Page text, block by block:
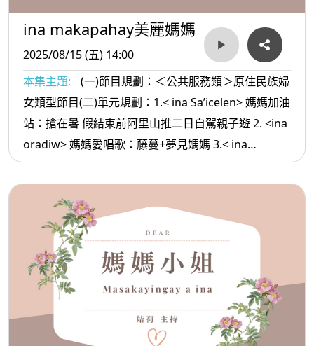
ina makapahay美麗媽媽
2025/08/15 (五) 14:00
本集主題:
(一)節目規劃：＜公共服務類＞原住民族婦
女類型節目(二)單元規劃：1.< ina Sa’icelen> 媽媽加油
站：搶在暑 假結束前阿里山推二日自駕親子遊 2. <ina
oradiw> 媽媽愛唱歌：藤蔓+夢見媽媽 3.< ina
Masa’sa >媽媽放輕鬆:豐年祭 情人之夜文化